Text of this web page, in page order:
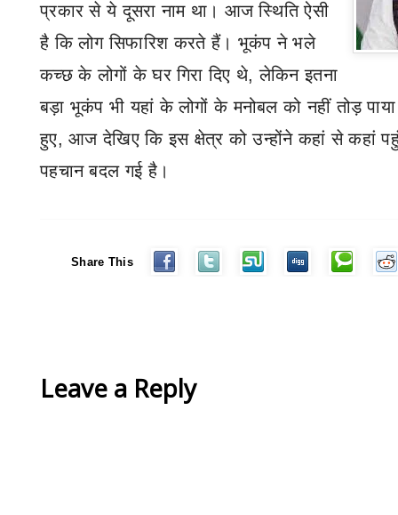
प्रकार से ये दूसरा नाम था। आज स्थिति ऐसी
है कि लोग सिफारिश करते हैं। भूकंप ने भले
कच्छ के लोगों के घर गिरा दिए थे,लेकिन इतना
बड़ा भूकंप भी यहां के लोगों के मनोबल को नहीं तोड़
हुए,आज देखिए कि इस क्षेत्र को उन्होंने कहां से कहां
पहचान बदल गई है।
Share This
Leave a Reply